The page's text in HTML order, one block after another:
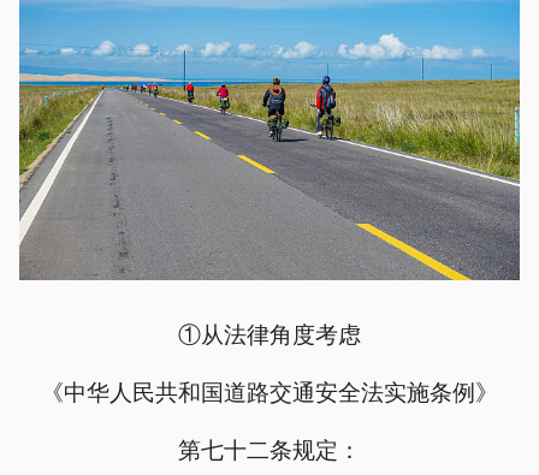
①从法律角度考虑
《中华人民共和国道路交通安全法实施条例》
第七十二条规定：